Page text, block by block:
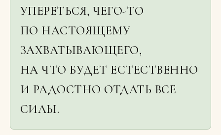
УПЕРЕТЬСЯ, ЧЕГО-ТО
ПО НАСТОЯЩЕМУ
ЗАХВАТЫВАЮЩЕГО,
НА ЧТО БУДЕТ ЕСТЕСТВЕННО
И РАДОСТНО ОТДАТЬ ВСЕ
СИЛЫ.